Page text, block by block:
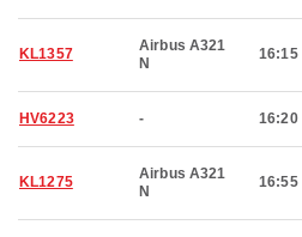
KL1357
Airbus A321
N
16:15
HV6223 - 16:20
KL1275
Airbus A321
N
16:55